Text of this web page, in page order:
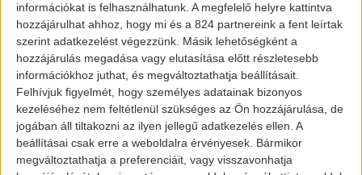
információkat is felhasználhatunk. A megfelelő helyre kattintva
hozzájárulhat ahhoz, hogy mi és a 824 partnereink a fent leírtak
szerint adatkezelést végezzünk. Másik lehetőségként a
hozzájárulás megadása vagy elutasítása előtt részletesebb
információkhoz juthat, és megváltoztathatja beállításait.
Felhívjuk figyelmét, hogy személyes adatainak bizonyos
kezeléséhez nem feltétlenül szükséges az Ön hozzájárulása, de
jogában áll tiltakozni az ilyen jellegű adatkezelés ellen. A
beállításai csak erre a weboldalra érvényesek. Bármikor
megváltoztathatja a preferenciáit, vagy visszavonhatja
gyorsan megragadta a lehetőséget, hogy
felvegye. Kranz valójában a Canoo
társalapítója és vezérigazgatója volt,
előtte pedig a BMW vezető alelnöke volt. A
BMW-nél dolgozó csoportja az i3
elektromos autó és az i8 plug-in hibrid
fejlesztésén dolgozott.